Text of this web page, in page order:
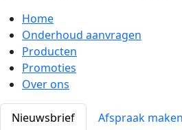
Home
Onderhoud aanvragen
Producten
Promoties
Over ons
Nieuwsbrief Afspraak maken